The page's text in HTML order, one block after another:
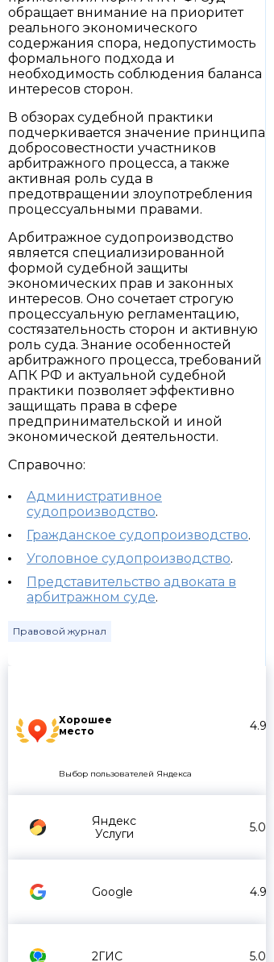
Хорошее
место
4.9
Выбор пользователей Яндекса
Яндекс
Услуги
5.0
Google 4.9
2ГИС 5.0
обращает внимание на приоритет
реального экономического
содержания спора, недопустимость
формального подхода и
необходимость соблюдения баланса
интересов сторон.
В обзорах судебной практики
подчеркивается значение принципа
добросовестности участников
арбитражного процесса, а также
активная роль суда в
предотвращении злоупотребления
процессуальными правами.
Арбитражное судопроизводство
является специализированной
формой судебной защиты
экономических прав и законных
интересов. Оно сочетает строгую
процессуальную регламентацию,
состязательность сторон и активную
роль суда. Знание особенностей
арбитражного процесса, требований
АПК РФ и актуальной судебной
практики позволяет эффективно
защищать права в сфере
предпринимательской и иной
экономической деятельности.
Справочно:
Административное
судопроизводство.
Гражданское судопроизводство.
Уголовное судопроизводство.
Представительство адвоката в
арбитражном суде.
Правовой журнал